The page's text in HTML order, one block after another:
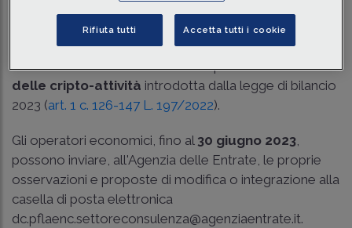
L'Agenzia delle Entrate ha pubblicato in consultazione
unabozza di circolaresulla disciplina ditassazione
delle cripto-attività introdotta dalla legge di bilancio
2023 (art. 1 c. 126-147 L. 197/2022).
Gli operatori economici, fino al 30 giugno 2023,
possono inviare, all'Agenzia delle Entrate, le proprie
osservazioni e proposte di modifica o integrazione alla
casella di posta elettronica
dc.pflaenc.settoreconsulenza@agenziaentrate.it.
Rifiuta tutti Accetta tutti i cookie